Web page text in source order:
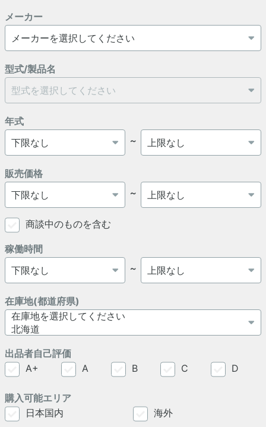
メーカー
型式/製品名
年式
～
販売価格
～
商談中のものを含む
稼働時間
～
在庫地(都道府県)
出品者自己評価
A+
A B C D
購入可能エリア
日本国内
海外